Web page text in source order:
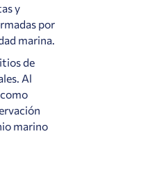
y
por
marina.
de
Al
marino